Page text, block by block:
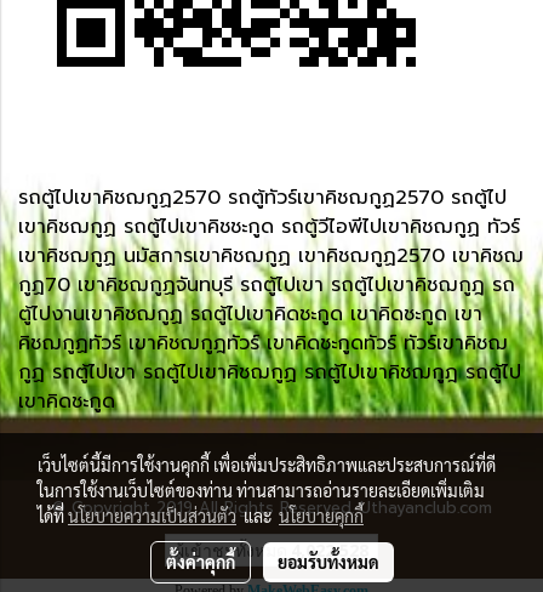
รถตู้ไปเขาคิชฌกูฏ2570 รถตู้ทัวร์เขาคิชฌกูฏ2570 รถตู้ไป
เขาคิชฌกูฏ รถตู้ไปเขาคิชชะกูด รถตู้วีไอพีไปเขาคิชฌกูฏ ทัวร์
เขาคิชฌกูฏ นมัสการเขาคิชฌกูฏ เขาคิชฌกูฏ2570 เขาคิชฌ
กูฏ70 เขาคิชฌกูฏจันทบุรี รถตู้ไปเขา รถตู้ไปเขาคิชฌกูฎ รถ
ตู้ไปงานเขาคิชฌกูฏ รถตู้ไปเขาคิดชะกูด เขาคิดชะกูด เขา
คิชฌกูฏทัวร์ เขาคิชฌกูฎทัวร์ เขาคิดชะกูดทัวร์ ทัวร์เขาคิชฌ
กูฏ รถตู้ไปเขา รถตู้ไปเขาคิชฌกูฏ รถตู้ไปเขาคิชฌกูฎ รถตู้ไป
เขาคิดชะกูด
© Copyright 2019 All Rights Reserved. Uthayanclub.com
ผู้เข้าชมทั้งหมด4,022,528
เว็บไซต์นี้มีการใช้งานคุกกี้ เพื่อเพิ่มประสิทธิภาพและประสบการณ์ที่ดี
ในการใช้งานเว็บไซต์ของท่าน ท่านสามารถอ่านรายละเอียดเพิ่มเติม
ได้ที่นโยบายความเป็นส่วนตัวและ นโยบายคุกกี้
ตั้งค่าคุกกี้ ยอมรับทั้งหมด